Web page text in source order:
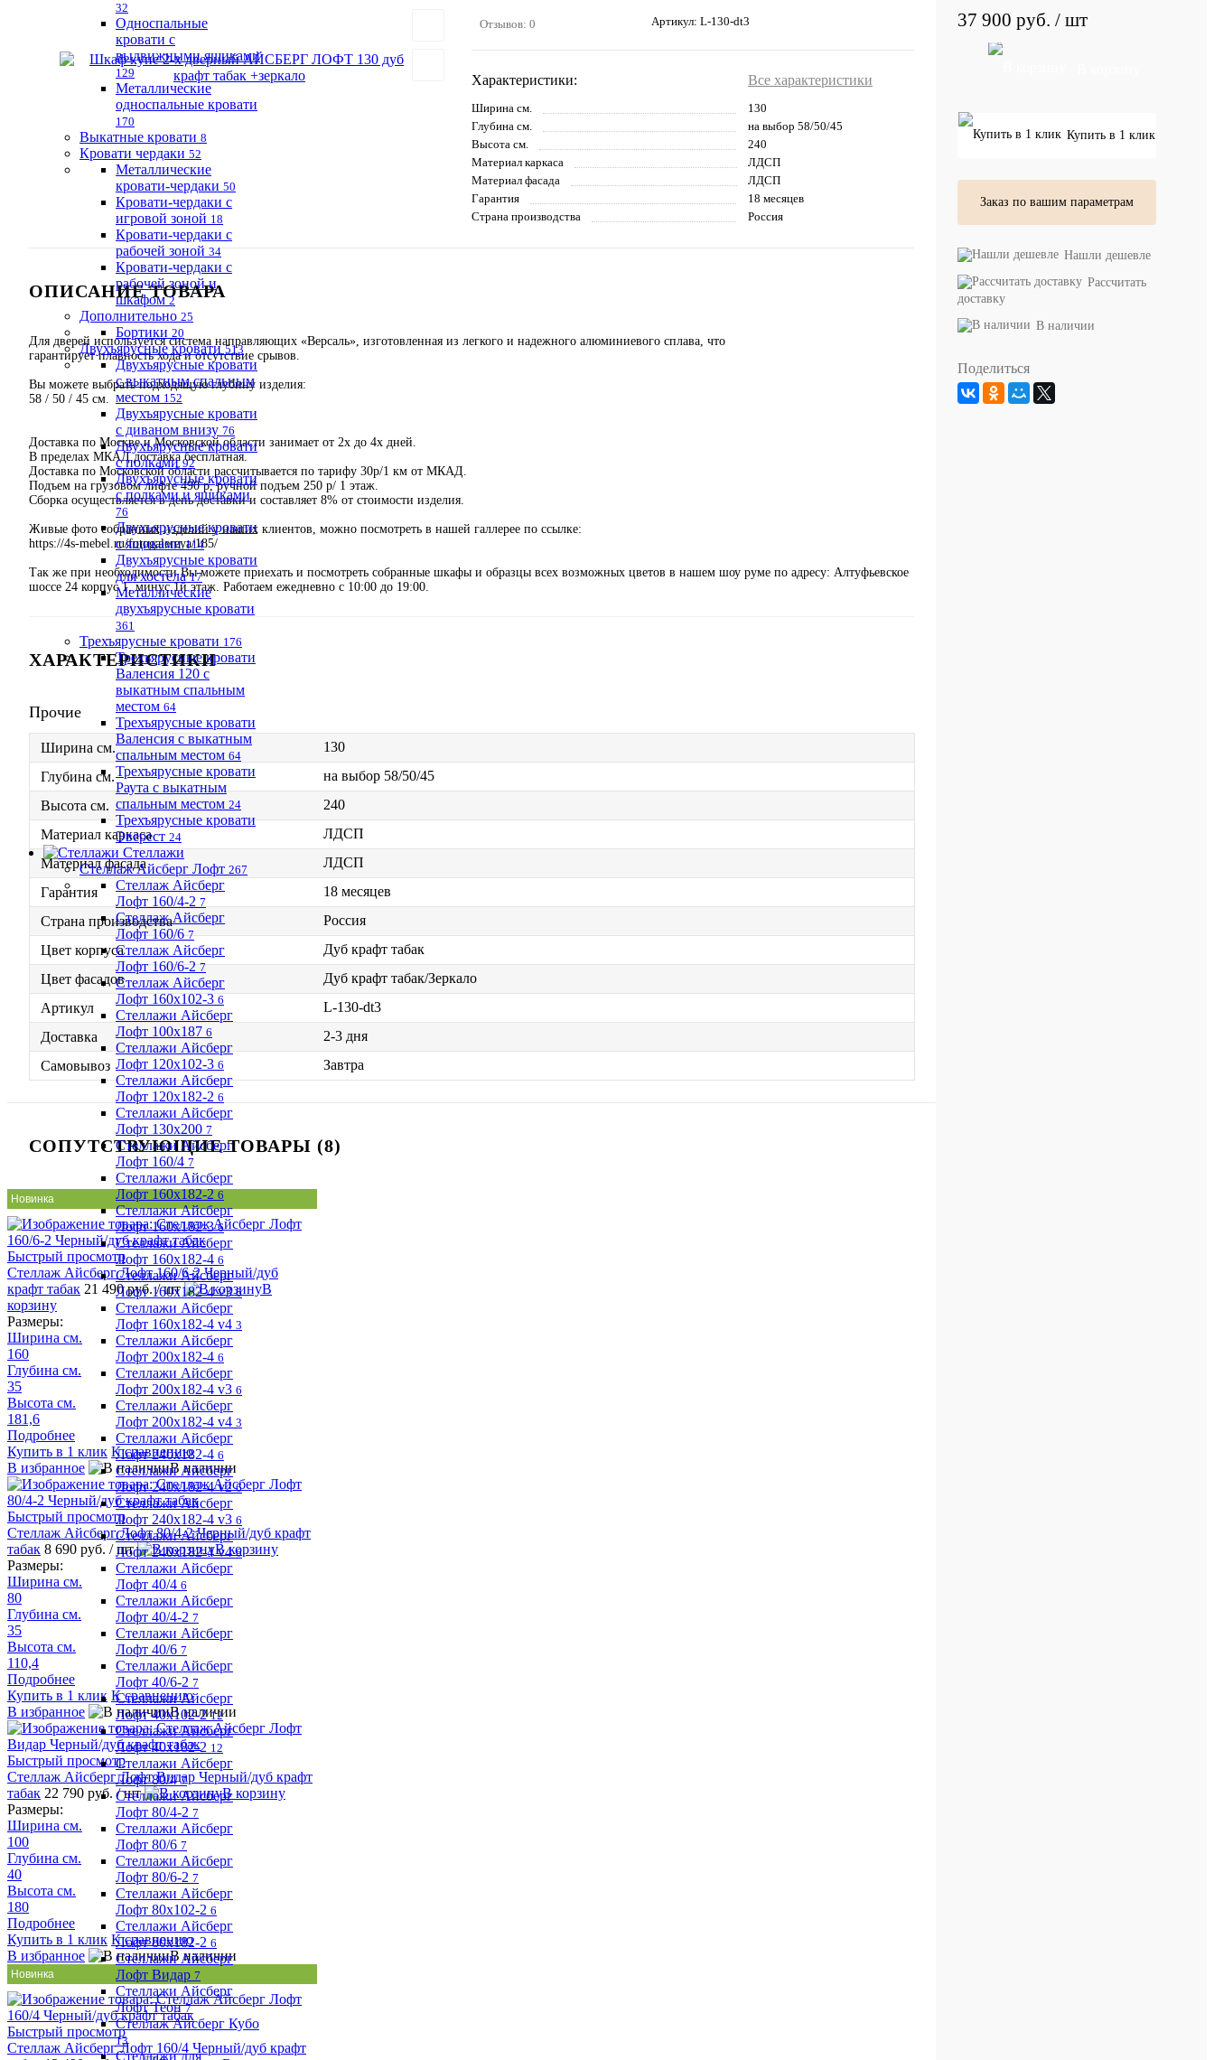
32
Односпальные
кровати с
выдвижными ящиками
129
Металлические
односпальные кровати
170
Выкатные кровати 8
Кровати чердаки 52
Металлические
кровати-чердаки 50
Кровати-чердаки с
игровой зоной 18
Кровати-чердаки с
рабочей зоной34
Кровати-чердаки с
рабочей зоной и
шкафом2
Дополнительно 25
Бортики 20
Двухъярусные кровати 513
Двухъярусные кровати
с выкатным спальным
местом 152
Двухъярусные кровати
с диваном внизу 76
Двухъярусные кровати
с полками92
Двухъярусные кровати
с полками и ящиками
76
Двухъярусные кровати
с ящиками114
Двухъярусные кровати
для хостела17
Металлические
двухъярусные кровати
361
Трехъярусные кровати 176
Трехъярусные кровати
Валенсия 120 с
выкатным спальным
местом 64
Трехъярусные кровати
Валенсия с выкатным
спальным местом 64
Трехъярусные кровати
Раута с выкатным
спальным местом 24
Трехъярусные кровати
Эверест 24
Стеллажи
Стеллаж Айсберг Лофт 267
Стеллаж Айсберг
Лофт 160/4-2 7
Стеллаж Айсберг
Лофт 160/67
Стеллаж Айсберг
Лофт 160/6-27
Стеллаж Айсберг
Лофт 160х102-36
Стеллажи Айсберг
Лофт 100х187 6
Стеллажи Айсберг
Лофт 120х102-3 6
Стеллажи Айсберг
Лофт 120х182-2 6
Стеллажи Айсберг
Лофт 130х200 7
Стеллажи Айсберг
Лофт 160/4 7
Стеллажи Айсберг
Лофт 160х182-26
Стеллажи Айсберг
Лофт 160х182-36
Стеллажи Айсберг
Лофт 160х182-4 6
Стеллажи Айсберг
Лофт 160х182-4 v36
Стеллажи Айсберг
Лофт 160х182-4 v4 3
Стеллажи Айсберг
Лофт 200х182-4 6
Стеллажи Айсберг
Лофт 200х182-4 v3 6
Стеллажи Айсберг
Лофт 200х182-4 v4 3
Стеллажи Айсберг
Лофт 240х182-4 6
Стеллажи Айсберг
Лофт 240х182-4 v26
Стеллажи Айсберг
Лофт 240х182-4 v3 6
Стеллажи Айсберг
Лофт 240х182-4 v46
Стеллажи Айсберг
Лофт 40/4 6
Стеллажи Айсберг
Лофт 40/4-2 7
Стеллажи Айсберг
Лофт 40/6 7
Стеллажи Айсберг
Лофт 40/6-2 7
Стеллажи Айсберг
Лофт 40х102-212
Стеллажи Айсберг
Лофт 40х182-2 12
Стеллажи Айсберг
Лофт 80/47
Стеллажи Айсберг
Лофт 80/4-2 7
Стеллажи Айсберг
Лофт 80/6 7
Стеллажи Айсберг
Лофт 80/6-2 7
Стеллажи Айсберг
Лофт 80х102-2 6
Стеллажи Айсберг
Лофт 80х182-2 6
Стеллажи Айсберг
Лофт Видар 7
Стеллажи Айсберг
Лофт Теон7
Стеллаж Айсберг Кубо
13
Стеллажи для
Отзывов: 0 Артикул: L-130-dt3
Характеристики: Все характеристики
Ширина см.
130
Глубина см.
на выбор 58/50/45
Высота см.
240
Материал каркаса
ЛДСП
Материал фасада
ЛДСП
Гарантия
18 месяцев
Страна производства
Россия
ОПИСАНИЕ ТОВАРА
Для дверей используется система направляющих «Версаль», изготовленная из легкого и надежного алюминиевого сплава, что
гарантирует плавность хода и отсутствие срывов.
Вы можете выбрать подходящую глубину изделия:
58 / 50 / 45 см.
Доставка по Москве и Московской области занимает от 2х до 4х дней.
В пределах МКАД доставка бесплатная.
Доставка по Московской области рассчитывается по тарифу 30р/1 км от МКАД.
Подъем на грузовом лифте 490 р, ручной подъем 250 р/ 1 этаж.
Сборка осуществляется в день доставки и составляет 8% от стоимости изделия.
Живые фото собранных изделий у наших клиентов, можно посмотреть в нашей галлерее по ссылке:
https://4s-mebel.ru/fotogalereya/185/
Так же при необходимости Вы можете приехать и посмотреть собранные шкафы и образцы всех возможных цветов в нашем шоу руме по адресу: Алтуфьевское
шоссе 24 корпус 1, минус 1й этаж. Работаем ежедневно с 10:00 до 19:00.
ХАРАКТЕРИСТИКИ
Прочие
Ширина см.
130
Глубина см.
на выбор 58/50/45
Высота см.
240
Материал каркаса
ЛДСП
Материал фасада
ЛДСП
Гарантия
18 месяцев
Страна производства
Россия
Цвет корпуса
Дуб крафт табак
Цвет фасадов
Дуб крафт табак/Зеркало
Артикул
L-130-dt3
Доставка
2-3 дня
Самовывоз
Завтра
СОПУТСТВУЮЩИЕ ТОВАРЫ (8)
Новинка
Быстрый просмотр
Стеллаж Айсберг Лофт 160/6-2 Черный/дуб
крафт табак 21 490 руб./ шт
В
корзину
Размеры:
Ширина см.
160
Глубина см.
35
Высота см.
181,6
Подробнее
Купить в 1 клик К сравнению
В избранное
В наличии
Быстрый просмотр
Стеллаж Айсберг Лофт 80/4-2 Черный/дуб крафт
табак 8 690 руб. / шт
В корзину
Размеры:
Ширина см.
80
Глубина см.
35
Высота см.
110,4
Подробнее
Купить в 1 клик К сравнению
В избранное
В наличии
Быстрый просмотр
Стеллаж Айсберг Лофт Видар Черный/дуб крафт
табак 22 790 руб./ шт
В корзину
Размеры:
Ширина см.
100
Глубина см.
40
Высота см.
180
Подробнее
Купить в 1 клик К сравнению
В избранное
В наличии
Новинка
Быстрый просмотр
Стеллаж Айсберг Лофт 160/4 Черный/дуб крафт
37 900 руб. / шт
Купить в 1 клик
Заказ по вашим параметрам
Нашли дешевле
Рассчитать
доставку
В наличии
Поделиться